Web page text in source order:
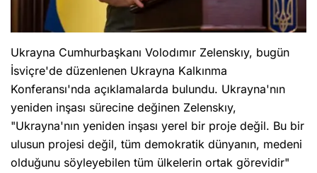
Ukrayna Cumhurbaşkanı Volodımır Zelenskıy, bugün
İsviçre'de düzenlenen Ukrayna Kalkınma
Konferansı'nda açıklamalarda bulundu. Ukrayna'nın
yeniden inşası sürecine değinen Zelenskıy,
"Ukrayna'nın yeniden inşası yerel bir proje değil. Bu bir
ulusun projesi değil, tüm demokratik dünyanın, medeni
olduğunu söyleyebilen tüm ülkelerin ortak görevidir"